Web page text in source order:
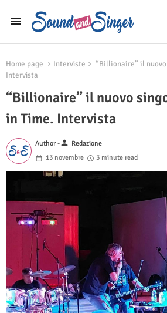
Home page Interviste
“Billionaire” il
Intervista
“Billionaire” il nuovo
in Time. Intervista
Author -person Redazione
13 novembre
3 minute read